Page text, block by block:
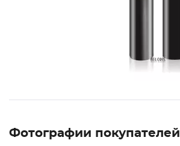
Фотографии покупателей